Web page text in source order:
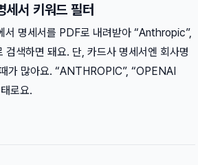
서 키워드 필터
서 명세서를 PDF로 내려받아 “Anthropic”,
색하면 돼요. 단, 카드사 명세서엔 회사명
가 많아요. “ANTHROPIC”, “OPENAI
로요.